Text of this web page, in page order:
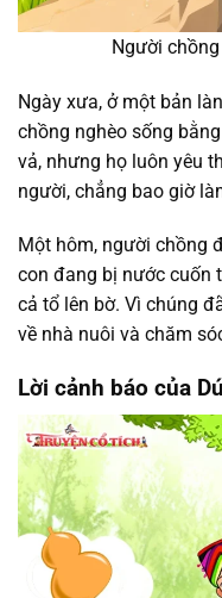
Người
Ngày xưa, ở một bản
chồng nghèo sống
vả, nhưng họ luôn yêu
người, chẳng bao giờ
Một hôm, người chồng
con đang bị nước cuốn
cả tổ lên bờ. Vì chúng
về nhà nuôi và chăm
Lời cảnh báo của